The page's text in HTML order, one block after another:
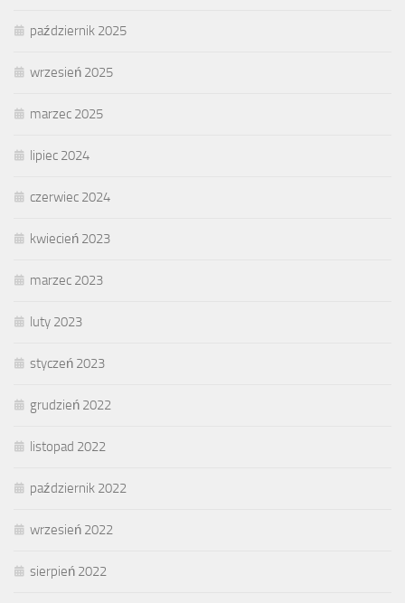
październik 2025
wrzesień 2025
marzec 2025
lipiec 2024
czerwiec 2024
kwiecień 2023
marzec 2023
luty 2023
styczeń 2023
grudzień 2022
listopad 2022
październik 2022
wrzesień 2022
sierpień 2022